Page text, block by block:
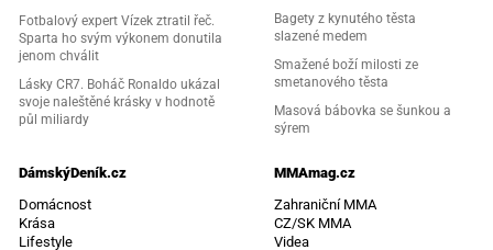
Fotbalový expert Vízek ztratil řeč.
Sparta ho svým výkonem donutila
jenom chválit
Lásky CR7. Boháč Ronaldo ukázal
svoje naleštěné krásky v hodnotě
půl miliardy
Bagety z kynutého těsta
slazené medem
Smažené boží milosti ze
smetanového těsta
Masová bábovka se šunkou a
sýrem
DámskýDeník.cz
Domácnost
Krása
Lifestyle
MMAmag.cz
Zahraniční MMA
CZ/SK MMA
Videa